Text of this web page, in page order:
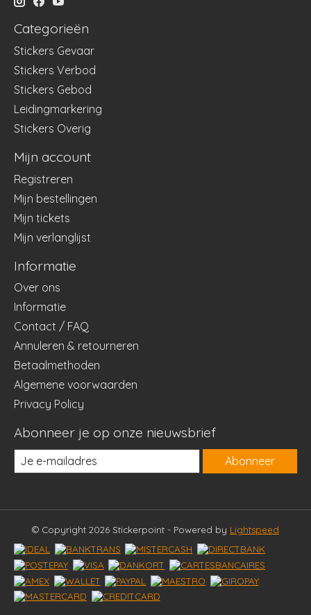
Categorieën
Stickers Gevaar
Stickers Verbod
Stickers Gebod
Leidingmarkering
Stickers Overig
Mijn account
Registreren
Mijn bestellingen
Mijn tickets
Mijn verlanglijst
Informatie
Over ons
Informatie
Contact / FAQ
Annuleren & retourneren
Betaalmethoden
Algemene voorwaarden
Privacy Policy
Abonneer je op onze nieuwsbrief
Abonneer
© Copyright 2026 Stickerpoint - Powered by Lightspeed